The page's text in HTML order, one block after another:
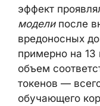
эффект
моделипосле
вредоносных
примерно на 13
объем
токенов —
обучающего